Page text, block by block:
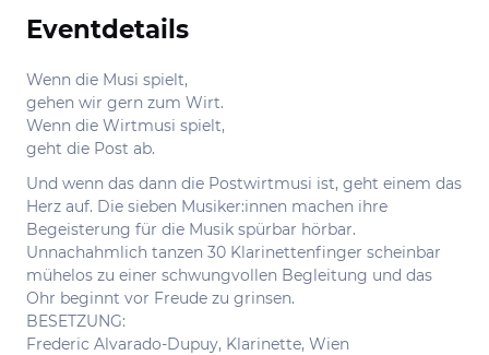
Informationen
Eventdetails
Wenn die Musi spielt,
gehen wir gern zum Wirt.
Wenn die Wirtmusi spielt,
geht die Post ab.
Und wenn das dann die Postwirtmusi ist, geht einem das
Herz auf. Die sieben Musiker:innen machen ihre
Begeisterung für die Musik spürbar hörbar.
Unnachahmlich tanzen 30 Klarinettenfinger scheinbar
mühelos zu einer schwungvollen Begleitung und das
Ohr beginnt vor Freude zu grinsen.
BESETZUNG:
Frederic Alvarado-Dupuy, Klarinette, Wien